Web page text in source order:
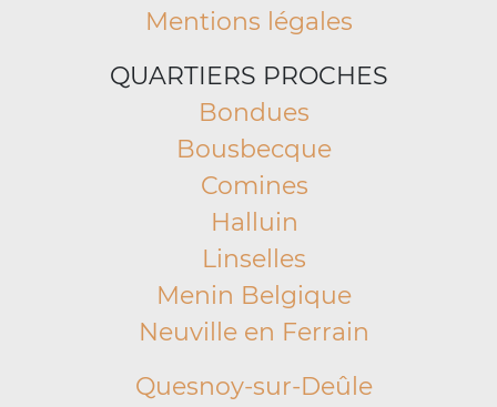
Mentions légales
QUARTIERS PROCHES
Bondues
Bousbecque
Comines
Halluin
Linselles
Menin Belgique
Neuville en Ferrain
Quesnoy-sur-Deûle